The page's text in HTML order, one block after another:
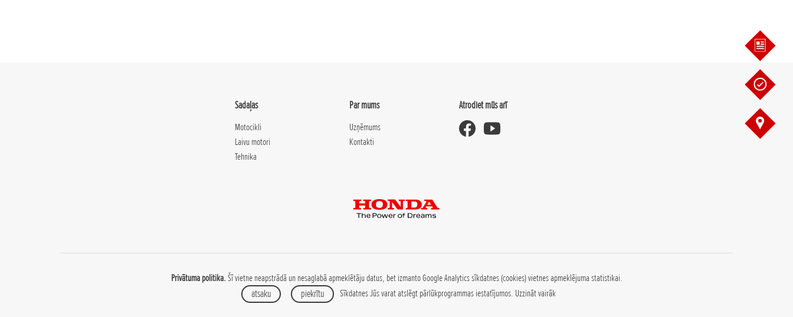
Sadaļas
Motocikli
Laivu motori
Tehnika
Par mums
Uzņēmums
Kontakti
Atrodiet mūs arī
Privātuma politika.Šī vietne neapstrādā un nesaglabā apmeklētāju datus, bet izmanto Google Analytics sīkdatnes (cookies) vietnes apmeklējuma statistikai.
atsaku piekrītu Sīkdatnes Jūs varat atslēgt pārlūkprogrammas iestatījumos. Uzzināt vairāk